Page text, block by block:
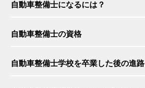
自動車整備士になるには？
自動車整備士の資格
自動車整備士学校を卒業した後の進路